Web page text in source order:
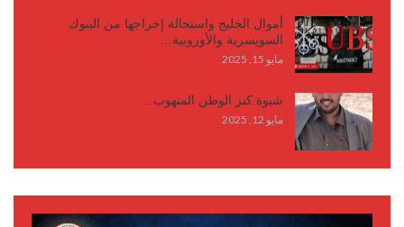
أموال الخليج واستحالة إخراجها من البنوك
السويسرية والأوروبية…
مايو 15, 2025
شبوة كنز الوطن المنهوب..
مايو 12, 2025